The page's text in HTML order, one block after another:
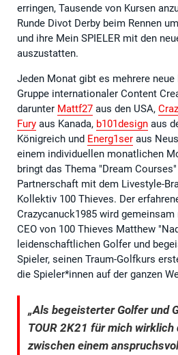
erringen, Tausende von Kursen
Runde Divot Derby beim Rennen
und ihre Mein SPIELER mit den
auszustatten.
Jeden Monat gibt es mehrere neue
Gruppe internationaler Content
darunter Mattf27 aus den USA,
Fury aus Kanada, b101design aus
Königreich und Energ1ser aus
einem individuellen monatlichen
bringt das Thema "Dream
Partnerschaft mit dem Livestyle-
Kollektiv 100 Thieves. Der
Crazycanuck1985 wird
CEO von 100 Thieves Matthew
leidenschaftlichen Golfer und
Spieler, seinen Traum-Golfkurs
die Spieler*innen auf der ganzen
„Als begeisterter Golfer und
TOUR 2K21 für mich
zwischen einem